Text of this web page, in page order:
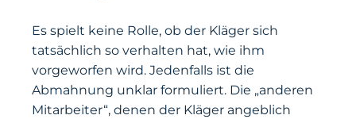
Es spielt keine Rolle, ob der Kläger sich
tatsächlich so verhalten hat, wie ihm
vorgeworfen wird. Jedenfalls ist die
Abmahnung unklar formuliert. Die „anderen
Mitarbeiter“, denen der Kläger angeblich